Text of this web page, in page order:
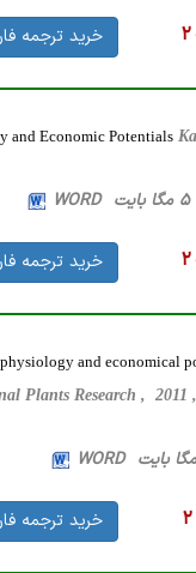
خرید ترجمه
and Economic Potentials
خرید ترجمه
and economical
Plants Research , 2011
خرید ترجمه